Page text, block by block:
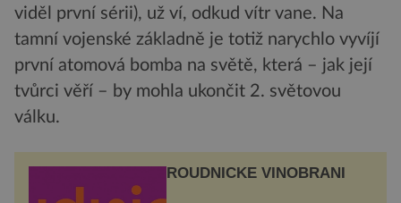
viděl první sérii), už ví, odkud vítr vane. Na
tamní vojenské základně je totiž narychlo vyvíjí
první atomová bomba na světě, která – jak její
tvůrci věří – by mohla ukončit 2. světovou
válku.
ROUDNICKÉ VINOBRANÍ